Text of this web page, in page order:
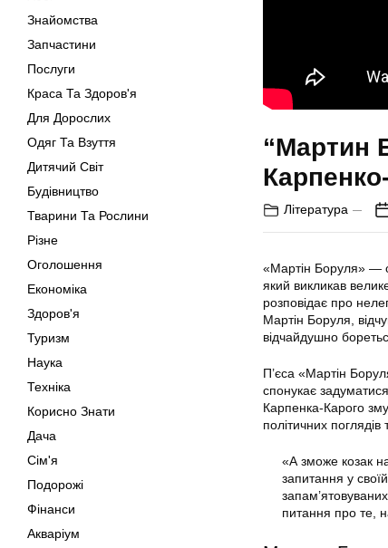
Знайомства
Запчастини
Послуги
Краса Та Здоров'я
Для Дорослих
Одяг Та Взуття
Дитячий Світ
Будівництво
Тварини Та Рослини
Різне
Оголошення
Економіка
Здоров'я
Туризм
Наука
Техніка
Корисно Знати
Дача
Сім'я
Подорожі
Фінанси
Акваріум
“Мартин
Література
«Мартін Боруля» —
який викликав
розповідає про
Мартін Боруля,
відчайдушно
П’єса «Мартін
спонукає
Карпенка-Карого
політичних
«А зможе козак
запитання у
питання про те,